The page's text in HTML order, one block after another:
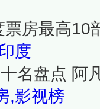
房最高10
度
名盘点 阿
,影视榜